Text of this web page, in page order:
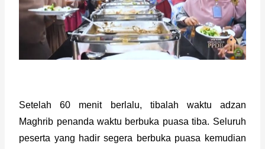
Setelah 60 menit berlalu, tibalah waktu adzan
Maghrib penanda waktu berbuka puasa tiba. Seluruh
peserta yang hadir segera berbuka puasa kemudian